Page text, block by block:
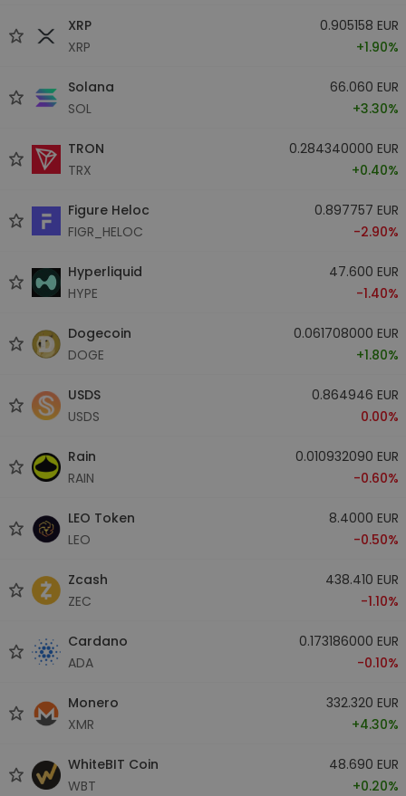
XRP
XRP
0.905158 EUR
+1.90%
Solana
SOL
66.060 EUR
+3.30%
TRON
TRX
0.284340000 EUR
+0.40%
Figure Heloc
FIGR_HELOC
0.897757 EUR
-2.90%
Hyperliquid
HYPE
47.600 EUR
-1.40%
Dogecoin
DOGE
0.061708000 EUR
+1.80%
USDS
USDS
0.864946 EUR
0.00%
Rain
RAIN
0.010932090 EUR
-0.60%
LEO Token
LEO
8.4000 EUR
-0.50%
Zcash
ZEC
438.410 EUR
-1.10%
Cardano
ADA
0.173186000 EUR
-0.10%
Monero
XMR
332.320 EUR
+4.30%
WhiteBIT Coin
WBT
48.690 EUR
+0.20%